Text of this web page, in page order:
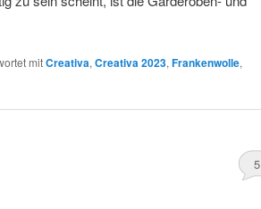
mitCreativa, Creativa 2023, Frankenwolle,
5